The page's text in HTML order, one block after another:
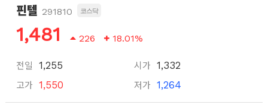
핀텔 291810 코스닥
1,481 226 18.01%
전일 1,255
고가 1,550
시가 1,332
저가 1,264